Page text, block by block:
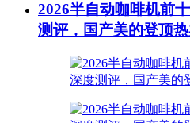
2026半自动咖啡机前
测评，国产美的登顶